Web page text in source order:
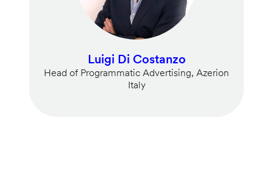
Luigi Di Costanzo
Head of Programmatic Advertising, Azerion
Italy